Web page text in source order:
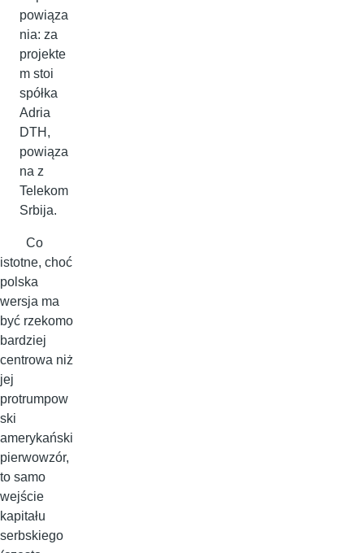
powiąza
nia: za
projekte
m stoi
spółka
Adria
DTH,
powiąza
na z
Telekom
Srbija.
Co
istotne, choć
polska
wersja ma
być rzekomo
bardziej
centrowa niż
jej
protrumpow
ski
amerykański
pierwowzór,
to samo
wejście
kapitału
serbskiego